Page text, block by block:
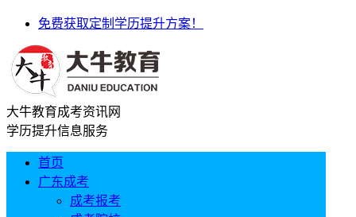
免费获取定制学历提升方案！
大牛教育成考资讯网
学历提升信息服务
首页
广东成考
成考报考